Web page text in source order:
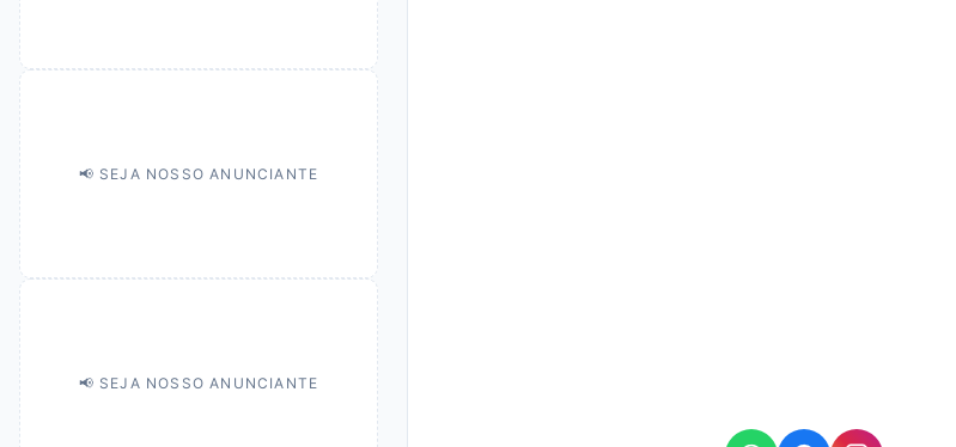
📢 SEJA NOSSO ANUNCIANTE
📢 SEJA NOSSO ANUNCIANTE